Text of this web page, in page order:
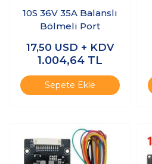
10S 36V 35A Balanslı
Bölmeli Port
17,50 USD + KDV
1.004,64 TL
Sepete Ekle